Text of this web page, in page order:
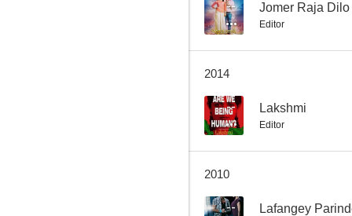
-- Jomer Raja Dilo
Editor
2014
-- Lakshmi
Editor
2010
-- Lafangey